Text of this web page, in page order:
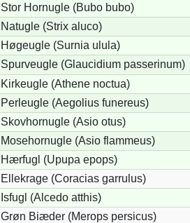
Stor Hornugle (Bubo bubo)
Natugle (Strix aluco)
Høgeugle (Surnia ulula)
Spurveugle (Glaucidium passerinum)
Kirkeugle (Athene noctua)
Perleugle (Aegolius funereus)
Skovhornugle (Asio otus)
Mosehornugle (Asio flammeus)
Hærfugl (Upupa epops)
Ellekrage (Coracias garrulus)
Isfugl (Alcedo atthis)
Grøn Biæder (Merops persicus)